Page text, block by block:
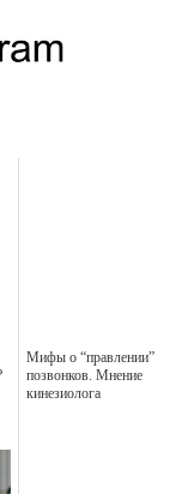
Мифы о “правлении”
позвонков. Мнение
кинезиолога